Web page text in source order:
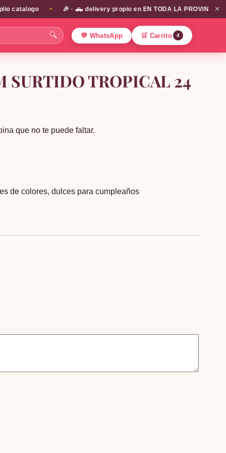
✦ 🎉 · 🛻 delivery propio en EN TODA LA PROVINCIA DE✕
🔍 💬 WhatsApp 🛒 Carrito 4
SURTIDO TROPICAL 24
que no te puede faltar.
de colores, dulces para cumpleaños